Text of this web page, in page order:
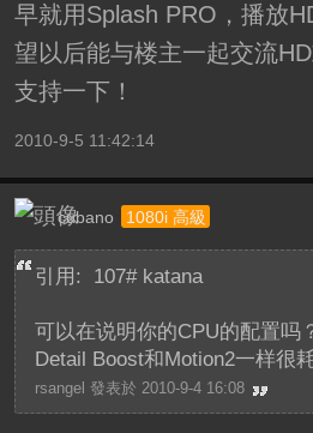
早就用Splash PRO，播放
望以后能与楼主一起交流
支持一下！
2010-9-5 11:42:14
cubano 1080i 高級
引用: 107# katana
可以在说明你的CPU的配置吗
Detail Boost和Motion2一样很
rsangel 發表於 2010-9-4 16:08